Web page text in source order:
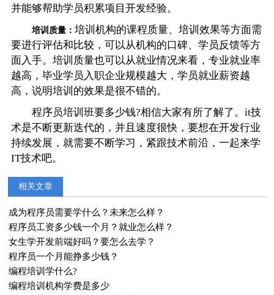
并能够帮助学员积累项目开发经验。
培训质量：培训机构的课程质量、培训效果等方面需
要进行评估和比较，可以从机构的口碑、学员反馈等方
面入手。培训质量也可以从就业情况来看，专业就业率
越高，毕业学员入职企业规模越大，学员就业薪资越
高，说明培训的效果是很不错的。
程序员培训班要多少钱?相信大家有所了解了。it技
术是不断更新迭代的，并且速度很快，要想在开发行业
持续发展，就需要不断学习，紧跟技术前沿，一起来学
IT技术吧。
相关文章
成为程序员需要学什么？未来怎么样？
程序员工资多少钱一个月？就业怎么样？
女生学开发前端好吗？要怎么去学？
程序员一个月能挣多少钱？
编程培训学什么?
编程培训机构学费是多少